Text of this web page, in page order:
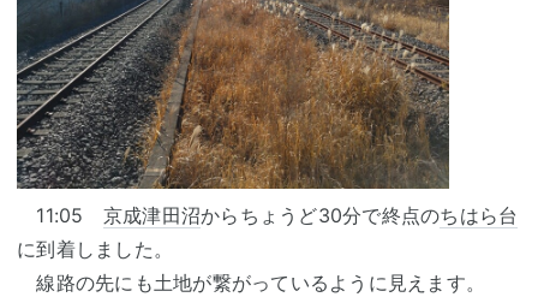
11:05 京成津田沼からちょうど30分で終点のちはら台
に到着しました。
線路の先にも土地が繋がっているように見えます。